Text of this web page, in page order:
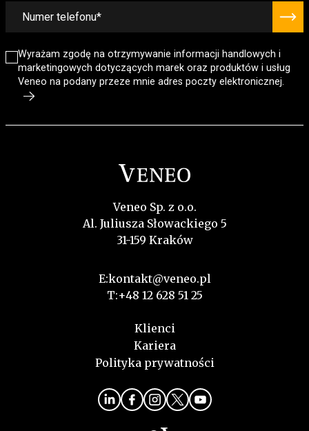
Wyrażam zgodę na otrzymywanie informacji handlowych i
marketingowych dotyczących marek oraz produktów i usług
Veneo na podany przeze mnie adres poczty elektronicznej.
Veneo Sp. z o.o.
Al. Juliusza Słowackiego 5
31-159 Kraków
E:kontakt@veneo.pl
T:+48 12 628 51 25
Klienci
Kariera
Polityka prywatności